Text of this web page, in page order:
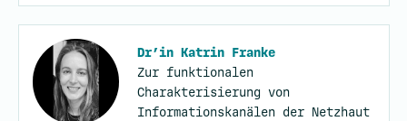
Dr’in Katrin Franke
Zur funktionalen
Charakterisierung von
Informationskanälen der Netzhaut